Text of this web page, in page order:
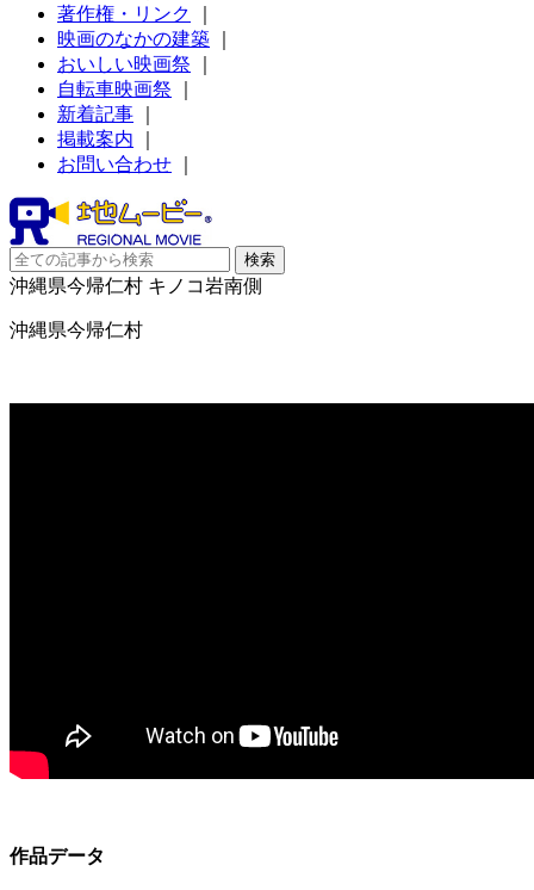
著作権・リンク
映画のなかの建築
おいしい映画祭
自転車映画祭
新着記事
掲載案内
お問い合わせ
沖縄県今帰仁村 キノコ岩南側
沖縄県今帰仁村
作品データ